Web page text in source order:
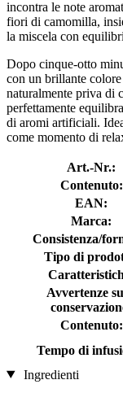
incontra le note
fiori di camomilla,
la miscela con
Dopo cinque-otto
con un brillante
naturalmente priva di
perfettamente
di aromi artificiali.
come momento di
Art.-Nr.:
Contenuto:
EAN:
Marca:
Consistenza/
Tipo di
Avvertenze
Contenuto:
Tempo di
Ingredienti